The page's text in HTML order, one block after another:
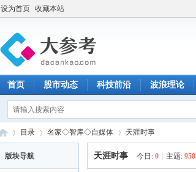
设为首页 收藏本站
首页 股市动态 科技前沿 波浪理论
目录 名家◇智库◇自媒体 天涯时事
版块导航 天涯时事 今日: 0 主题: 958